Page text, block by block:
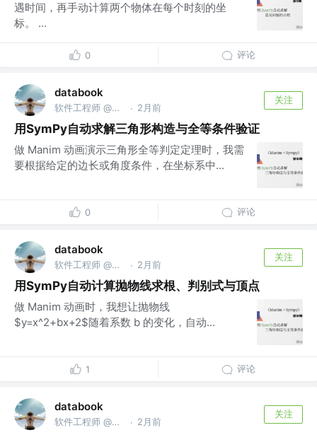
遇时间，再手动计算两个物体在每个时刻的坐
标。 ...
0 评论
databook
软件工程师 @南京亚原软件有限公司 · 2月前
关注
用SymPy自动求解三角形构造与全等条件验证
做 Manim 动画演示三角形全等判定定理时，我需
要根据给定的边长或角度条件，在坐标系中...
0 评论
databook
软件工程师 @南京亚原软件有限公司 · 2月前
关注
用SymPy自动计算抛物线求根、判别式与顶点
做 Manim 动画时，我想让抛物线
$y=x^2+bx+2$随着系数 b 的变化，自动...
1 评论
databook
软件工程师 @南京亚原软件有限公司 · 2月前
关注